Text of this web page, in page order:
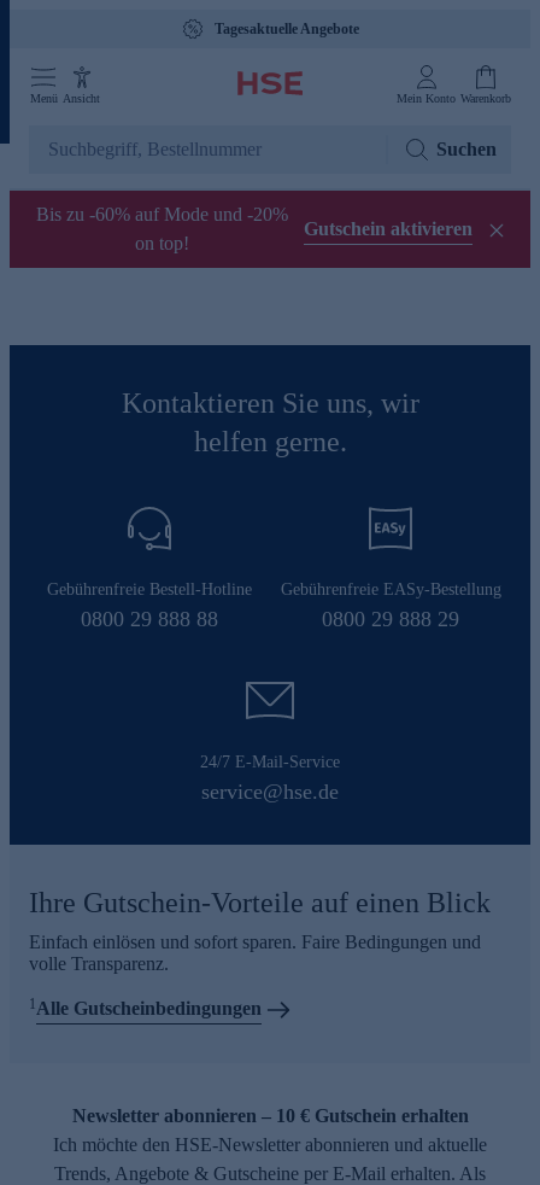
Tagesaktuelle Angebote
Menü Ansicht Mein Konto Warenkorb
Suchen
Bis zu -60% auf Mode und -20%
on top!
Gutschein aktivieren
Kontaktieren Sie uns, wir
helfen gerne.
Gebührenfreie Bestell-Hotline
0800 29 888 88
Gebührenfreie EASy-Bestellung
0800 29 888 29
24/7 E-Mail-Service
service@hse.de
Ihre Gutschein-Vorteile auf einen Blick
Einfach einlösen und sofort sparen. Faire Bedingungen und
volle Transparenz.
1Alle Gutscheinbedingungen
Newsletter abonnieren – 10 € Gutschein erhalten
Ich möchte den HSE-Newsletter abonnieren und aktuelle
Trends, Angebote & Gutscheine per E-Mail erhalten. Als